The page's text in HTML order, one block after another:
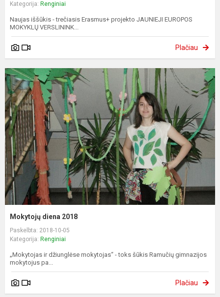
Kategorija: Renginiai
Naujas iššūkis - trečiasis Erasmus+ projekto JAUNIEJI EUROPOS
MOKYKLŲ VERSLININK...
Plačiau
Mokytojų diena 2018
Paskelbta: 2018-10-05
Kategorija: Renginiai
„Mokytojas ir džiunglėse mokytojas“ - toks šūkis Ramučių gimnazijos
mokytojus pa...
Plačiau